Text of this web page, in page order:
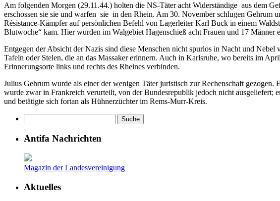
Am folgenden Morgen (29.11.44.) holten die NS-Täter acht Widerständige aus dem
erschossen sie sie und warfen sie in den Rhein. Am 30. November schlugen Gehrum
Résistance-Kämpfer auf persönlichen Befehl von Lagerleiter Karl Buck in einem
Blutwoche“ kam. Hier wurden im Walgebiet Hagenschieß acht Frauen und 17 Männer
Entgegen der Absicht der Nazis sind diese Menschen nicht spurlos in Nacht und
Tafeln oder Stelen, die an das Massaker erinnern. Auch in Karlsruhe, wo bereits im
Erinnerungsorte links und rechts des Rheines verbinden.
Julius Gehrum wurde als einer der wenigen Täter juristisch zur Rechenschaft
wurde zwar in Frankreich verurteilt, von der Bundesrepublik jedoch nicht ausgeliefert;
und betätigte sich fortan als Hühnerzüchter im Rems-Murr-Kreis.
Antifa Nachrichten
Magazin der Landesvereinigung
Aktuelles